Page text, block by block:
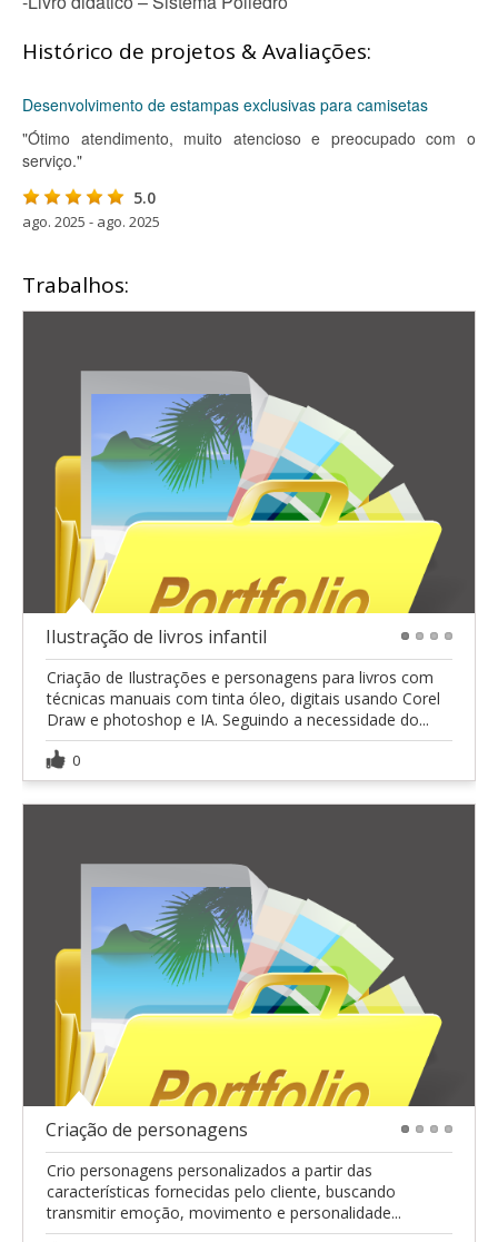
Histórico de projetos & Avaliações:
Desenvolvimento de estampas exclusivas para camisetas
"Ótimo atendimento, muito atencioso e preocupado com o
serviço."
5.0
ago. 2025 - ago. 2025
Trabalhos:
Ilustração de livros infantil
Criação de Ilustrações e personagens para livros com
técnicas manuais com tinta óleo, digitais usando Corel
Draw e photoshop e IA. Seguindo a necessidade do...
0
Criação de personagens
Crio personagens personalizados a partir das
características fornecidas pelo cliente, buscando
transmitir emoção, movimento e personalidade...